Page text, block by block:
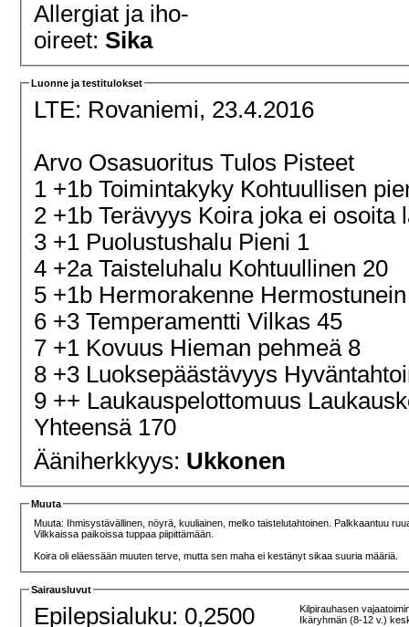
Allergiat ja iho-
oireet: Sika
Luonne ja testitulokset
LTE: Rovaniemi, 23.4.2016
Arvo Osasuoritus Tulos Pisteet
1 +1b Toimintakyky Kohtuullisen
2 +1b Terävyys Koira joka ei
3 +1 Puolustushalu Pieni 1
4 +2a Taisteluhalu Kohtuullinen 20
5 +1b Hermorakenne
6 +3 Temperamentti Vilkas 45
7 +1 Kovuus Hieman pehmeä 8
8 +3 Luoksepäästävyys
9 ++ Laukauspelottomuus
Yhteensä 170
Ääniherkkyys: Ukkonen
Muuta
Muuta: Ihmisystävällinen, nöyrä, kuuliainen, melko taistelutahtoinen. Palkkaantuu
Vilkkaissa paikoissa tuppaa piipittämään.
Koira oli eläessään muuten terve, mutta sen maha ei kestänyt sikaa suuria määriä.
Sairausluvut
Epilepsialuku: 0,2500
Kilpirauhasen
Ikäryhmän (8-12 v.)